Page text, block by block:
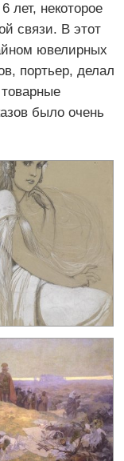
лет, некоторое
связи. В этот
ювелирных
портьер, делал
было очень